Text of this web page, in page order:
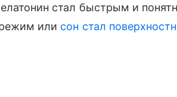
стал быстрым и
или сон стал